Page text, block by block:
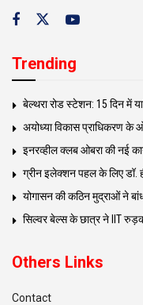
Trending
बेल्थरा रोड स्टेशन: 15 दिन में
अयोध्या विकास प्राधिकरण के
इनरव्हील क्लब ओबरा की नई
ग्रीन इलेक्शन पहल के लिए डॉ.
योगासन की कठिन मुद्राओं ने
सिल्वर बेल्स के छात्र ने IIT
Others Links
Contact